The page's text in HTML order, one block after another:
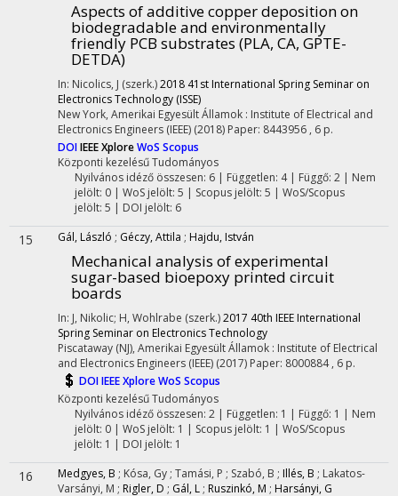
Aspects of additive copper deposition on
biodegradable and environmentally
friendly PCB substrates (PLA, CA, GPTE-
DETDA)
In: Nicolics, J (szerk.)2018 41st International Spring Seminar on
Electronics Technology (ISSE)
New York, Amerikai Egyesült Államok : Institute of Electrical and
Electronics Engineers (IEEE) (2018) Paper: 8443956 , 6 p.
DOIIEEE XploreWoS Scopus
Központi kezelésűTudományos
Nyilvános idéző összesen: 6| Független: 4 | Függő: 2 | Nem
jelölt: 0 | WoS jelölt: 5 | Scopus jelölt: 5 | WoS/Scopus
jelölt: 5 | DOI jelölt: 6
15 Gál, László ; Géczy, Attila ; Hajdu, István
Mechanical analysis of experimental
sugar-based bioepoxy printed circuit
boards
In: J, Nikolic; H, Wohlrabe (szerk.)2017 40th IEEE International
Spring Seminar on Electronics Technology
Piscataway (NJ), Amerikai Egyesült Államok : Institute of Electrical
and Electronics Engineers (IEEE) (2017) Paper: 8000884 , 6 p.
DOIIEEE XploreWoS Scopus
Központi kezelésűTudományos
Nyilvános idéző összesen: 2| Független: 1 | Függő: 1 | Nem
jelölt: 0 | WoS jelölt: 1 | Scopus jelölt: 1 | WoS/Scopus
jelölt: 1 | DOI jelölt: 1
16 Medgyes, B ; Kósa, Gy ; Tamási, P ; Szabó, B ; Illés, B ; Lakatos-
Varsányi, M ; Rigler, D ; Gál, L ; Ruszinkó, M ; Harsányi, G